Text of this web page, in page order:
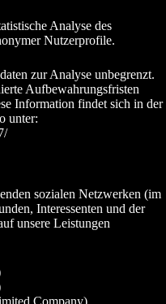
Analyse des
Nutzerprofile.
zur Analyse unbegrenzt.
Aufbewahrungsfristen
Information findet sich in der
unter:
sozialen Netzwerken (im
Interessenten und der
unsere Leistungen
Company)